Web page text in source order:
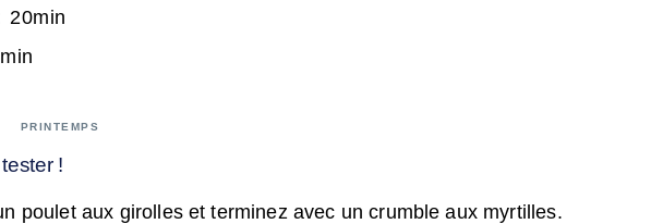
20min
PRINTEMPS
!
poulet aux girolles et terminez avec un crumble aux myrtilles.